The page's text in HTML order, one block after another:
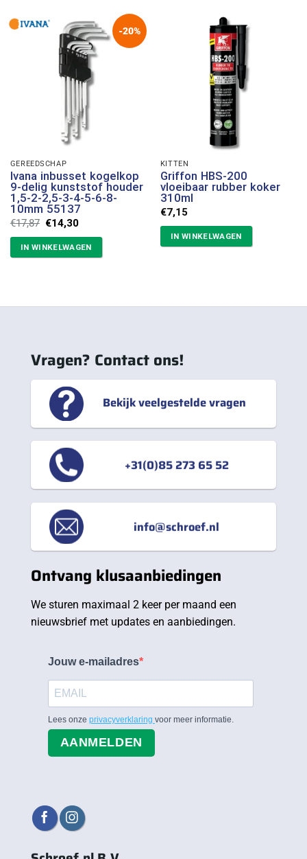
-20%
GEREEDSCHAP
Ivana inbusset kogelkop
9-delig kunststof houder
1,5-2-2,5-3-4-5-6-8-
10mm 55137
€17,87 Oorspronkelijke
prijs
was:
€17,87.
€14,30Huidige
is:
€14,30.
IN WINKELWAGEN
KITTEN
Griffon HBS-200
vloeibaar rubber koker
310ml
€7,15
IN WINKELWAGEN
Vragen? Contact ons!
Bekijk veelgestelde vragen
+31(0)85 273 65 52
info@schroef.nl
Ontvang klusaanbiedingen
We sturen maximaal 2 keer per maand een
nieuwsbrief met updates en aanbiedingen.
Jouw e-mailadres
Lees onze privacyverklaring voor meer informatie.
AANMELDEN